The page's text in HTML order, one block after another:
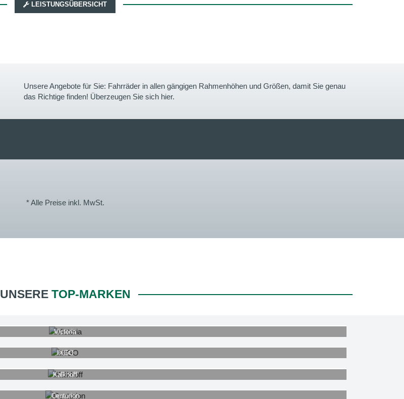
LEISTUNGSÜBERSICHT
Unsere Angebote für Sie: Fahrräder in allen gängigen Rahmenhöhen und Größen, damit Sie genau
das Richtige finden! Überzeugen Sie sich hier.
* Alle Preise inkl. MwSt.
UNSERE TOP-MARKEN
Victoria
IXGO
Kalkhoff
Centurion